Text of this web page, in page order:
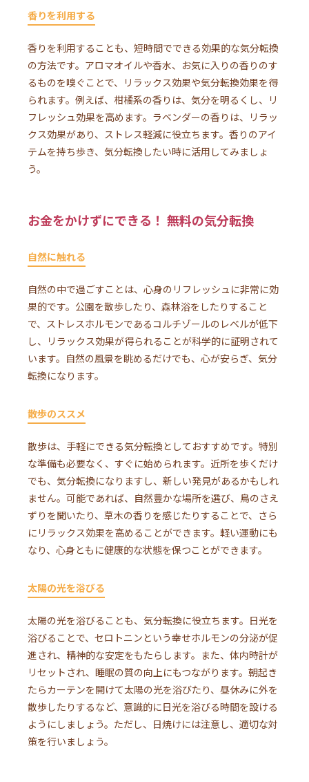
香りを利用する
香りを利用することも、短時間でできる効果的な気分転換
の方法です。アロマオイルや香水、お気に入りの香りのす
るものを嗅ぐことで、リラックス効果や気分転換効果を得
られます。例えば、柑橘系の香りは、気分を明るくし、リ
フレッシュ効果を高めます。ラベンダーの香りは、リラッ
クス効果があり、ストレス軽減に役立ちます。香りのアイ
テムを持ち歩き、気分転換したい時に活用してみましょ
う。
お金をかけずにできる！ 無料の気分転換
自然に触れる
自然の中で過ごすことは、心身のリフレッシュに非常に効
果的です。公園を散歩したり、森林浴をしたりすること
で、ストレスホルモンであるコルチゾールのレベルが低下
し、リラックス効果が得られることが科学的に証明されて
います。自然の風景を眺めるだけでも、心が安らぎ、気分
転換になります。
散歩のススメ
散歩は、手軽にできる気分転換としておすすめです。特別
な準備も必要なく、すぐに始められます。近所を歩くだけ
でも、気分転換になりますし、新しい発見があるかもしれ
ません。可能であれば、自然豊かな場所を選び、鳥のさえ
ずりを聞いたり、草木の香りを感じたりすることで、さら
にリラックス効果を高めることができます。軽い運動にも
なり、心身ともに健康的な状態を保つことができます。
太陽の光を浴びる
太陽の光を浴びることも、気分転換に役立ちます。日光を
浴びることで、セロトニンという幸せホルモンの分泌が促
進され、精神的な安定をもたらします。また、体内時計が
リセットされ、睡眠の質の向上にもつながります。朝起き
たらカーテンを開けて太陽の光を浴びたり、昼休みに外を
散歩したりするなど、意識的に日光を浴びる時間を設ける
ようにしましょう。ただし、日焼けには注意し、適切な対
策を行いましょう。